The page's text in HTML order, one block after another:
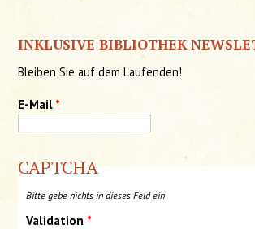
INKLUSIVE BIBLIOTHEK
Bleiben Sie auf dem Laufenden!
E-Mail *
CAPTCHA
Bitte gebe nichts in dieses Feld ein
Validation *